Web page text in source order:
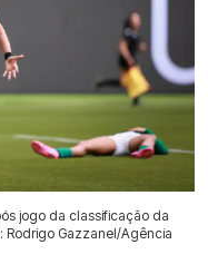
jogo da classificação da
Rodrigo Gazzanel/Agência